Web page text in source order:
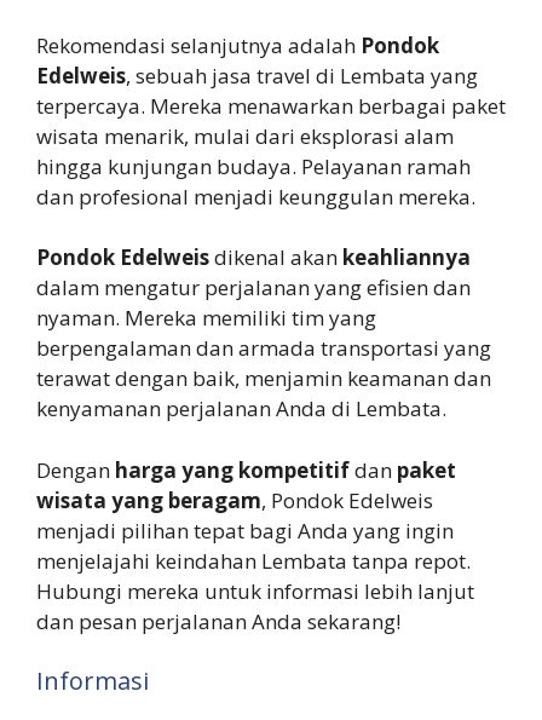
Rekomendasi selanjutnya adalah Pondok
Edelweis, sebuah jasa travel di Lembata yang
terpercaya. Mereka menawarkan berbagai paket
wisata menarik, mulai dari eksplorasi alam
hingga kunjungan budaya. Pelayanan ramah
dan profesional menjadi keunggulan mereka.
Pondok Edelweisdikenal akan keahliannya
dalam mengatur perjalanan yang efisien dan
nyaman. Mereka memiliki tim yang
berpengalaman dan armada transportasi yang
terawat dengan baik, menjamin keamanan dan
kenyamanan perjalanan Anda di Lembata.
Dengan harga yang kompetitifdan paket
wisata yang beragam, Pondok Edelweis
menjadi pilihan tepat bagi Anda yang ingin
menjelajahi keindahan Lembata tanpa repot.
Hubungi mereka untuk informasi lebih lanjut
dan pesan perjalanan Anda sekarang!
Informasi